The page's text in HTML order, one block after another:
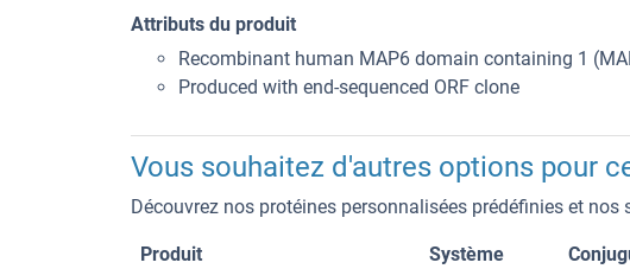
Attributs du produit
Recombinant human MAP6 domain containing 1
Produced with end-sequenced ORF clone
Vous souhaitez d'autres options pour
Découvrez nos protéines personnalisées prédéfinies et nos
Produit
Système